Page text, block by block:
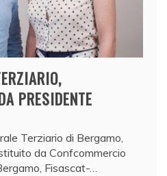
PRESIDENTE
Terziario di Bergamo,
da Confcommercio
Fisascat-…